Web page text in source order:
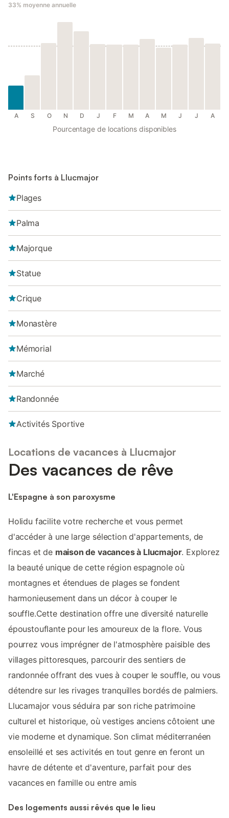
33% moyenne annuelle
A S O N D J F M A M J J A
Pourcentage de locations disponibles
Points forts à Llucmajor
Plages
Palma
Majorque
Statue
Crique
Monastère
Mémorial
Marché
Randonnée
Activités Sportive
Locations de vacances à Llucmajor
Des vacances de rêve
L'Espagne à son paroxysme
Holidu facilite votre recherche et vous permet
d'accéder à une large sélection d'appartements, de
fincas et de maison de vacances à Llucmajor. Explorez
la beauté unique de cette région espagnole où
montagnes et étendues de plages se fondent
harmonieusement dans un décor à couper le
souffle.Cette destination offre une diversité naturelle
époustouflante pour les amoureux de la flore. Vous
pourrez vous imprégner de l'atmosphère paisible des
villages pittoresques, parcourir des sentiers de
randonnée offrant des vues à couper le souffle, ou vous
détendre sur les rivages tranquilles bordés de palmiers.
Llucamajor vous séduira par son riche patrimoine
culturel et historique, où vestiges anciens côtoient une
vie moderne et dynamique. Son climat méditerranéen
ensoleillé et ses activités en tout genre en feront un
havre de détente et d'aventure, parfait pour des
vacances en famille ou entre amis
Des logements aussi rêvés que le lieu